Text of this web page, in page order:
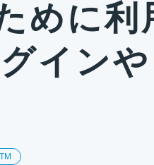
めに利
イン